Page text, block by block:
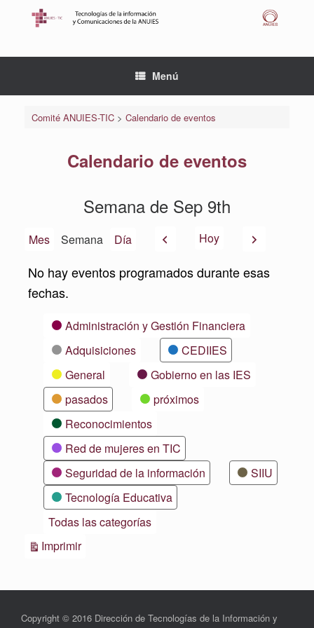
Menú
Comité ANUIES-TIC> Calendario de eventos
Calendario de eventos
Semana de Sep 9th
Mes Semana Día AnteriorHoy Siguiente
No hay eventos programados durante esas
fechas.
CategoríasAdministración y Gestión Financiera
Adquisiciones
CEDIIES
General
Gobierno en las IES
pasados
próximos
Reconocimientos
Red de mujeres en TIC
Seguridad de la información
SIIU
Tecnología Educativa
Todas las categorías
ImprimirVistas
Copyright © 2016 Dirección de Tecnologías de la Información y